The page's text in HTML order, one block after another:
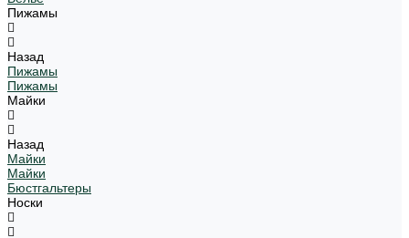
Пижамы
Назад
Пижамы
Пижамы
Майки
Назад
Майки
Майки
Бюстгальтеры
Носки